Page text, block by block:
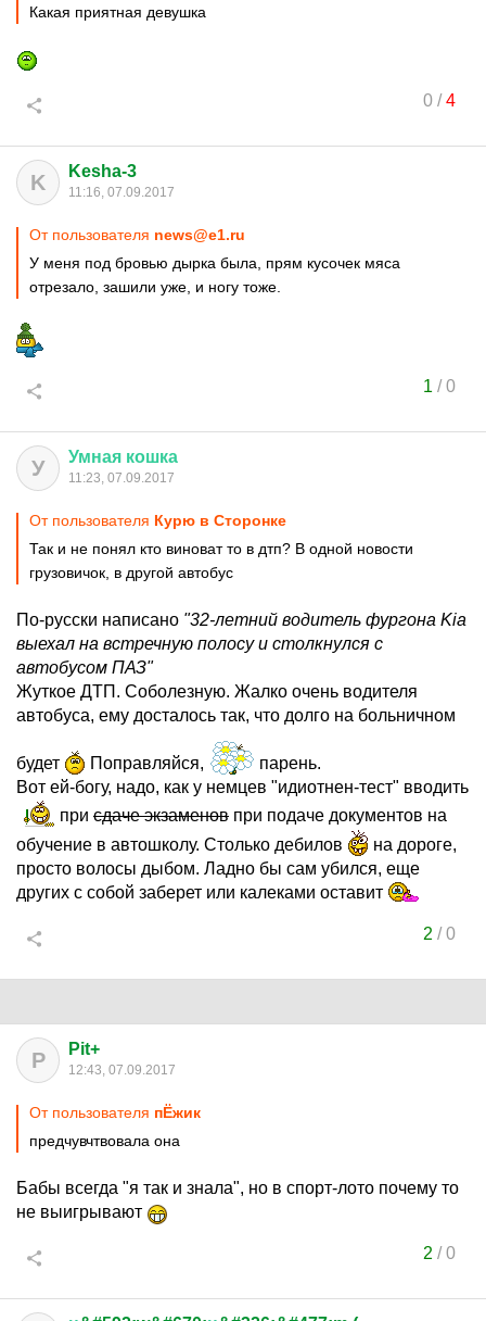
Какая приятная девушка
0/4
K Kesha-3
11:16, 07.09.2017
От пользователя news@e1.ru
У меня под бровью дырка была, прям кусочек мяса
отрезало, зашили уже, и ногу тоже.
1 /0
У Умная кошка
11:23, 07.09.2017
От пользователя Курю в Сторонке
Так и не понял кто виноват то в дтп? В одной новости
грузовичок, в другой автобус
По-русски написано "32-летний водитель фургона Kia
выехал на встречную полосу и столкнулся с
автобусом ПАЗ"
Жуткое ДТП. Соболезную. Жалко очень водителя
автобуса, ему досталось так, что долго на больничном
будет Поправляйся,
парень.
Вот ей-богу, надо, как у немцев "идиотнен-тест" вводить
при сдаче экзаменов при подаче документов на
обучение в автошколу. Столько дебилов
на дороге,
просто волосы дыбом. Ладно бы сам убился, еще
других с собой заберет или калеками оставит
2 /0
P Pit+
12:43, 07.09.2017
От пользователя пЁжик
предчувчтвовала она
Бабы всегда "я так и знала", но в спорт-лото почему то
не выигрывают
2 /0